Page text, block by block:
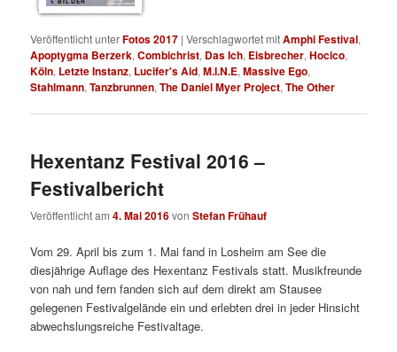
5 BILDER
Veröffentlicht unterFotos 2017 |Verschlagwortet mitAmphi Festival,
Apoptygma Berzerk,Combichrist, Das Ich, Eisbrecher,Hocico,
Köln, Letzte Instanz, Lucifer's Aid,M.I.N.E,Massive Ego,
Stahlmann,Tanzbrunnen,The Daniel Myer Project,The Other
Hexentanz Festival 2016 –
Festivalbericht
Veröffentlicht am4. Mai 2016vonStefan Frühauf
Vom 29. April bis zum 1. Mai fand in Losheim am See die
diesjährige Auflage des Hexentanz Festivals statt. Musikfreunde
von nah und fern fanden sich auf dem direkt am Stausee
gelegenen Festivalgelände ein und erlebten drei in jeder Hinsicht
abwechslungsreiche Festivaltage.